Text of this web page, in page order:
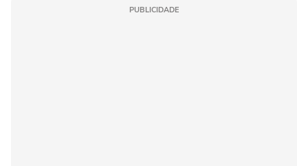
PUBLICIDADE